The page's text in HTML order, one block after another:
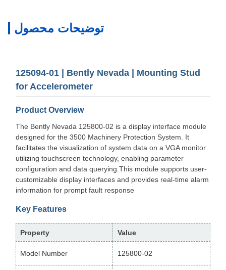
توضیحات محصول
125094-01 | Bently Nevada | Mounting Stud
for Accelerometer
Product Overview
The Bently Nevada 125800-02 is a display interface module
designed for the 3500 Machinery Protection System. It
facilitates the visualization of system data on a VGA monitor
utilizing touchscreen technology, enabling parameter
configuration and data querying. This module supports user-
customizable display interfaces and provides real-time alarm
information for prompt fault response
Key Features
Property Value
Model Number 125800-02